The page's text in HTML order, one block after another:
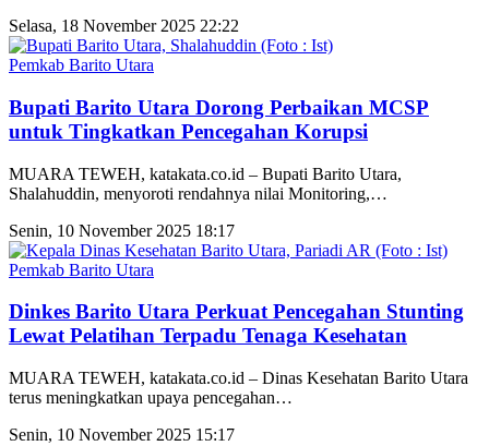
Selasa, 18 November 2025 22:22
Pemkab Barito Utara
Bupati Barito Utara Dorong Perbaikan MCSP
untuk Tingkatkan Pencegahan Korupsi
MUARA TEWEH, katakata.co.id – Bupati Barito Utara,
Shalahuddin, menyoroti rendahnya nilai Monitoring,…
Senin, 10 November 2025 18:17
Pemkab Barito Utara
Dinkes Barito Utara Perkuat Pencegahan Stunting
Lewat Pelatihan Terpadu Tenaga Kesehatan
MUARA TEWEH, katakata.co.id – Dinas Kesehatan Barito Utara
terus meningkatkan upaya pencegahan…
Senin, 10 November 2025 15:17